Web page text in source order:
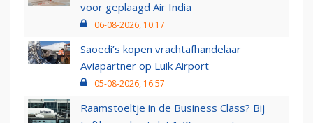
voor geplaagd Air India
06-08-2026, 10:17
Saoedi’s kopen vrachtafhandelaar
Aviapartner op Luik Airport
05-08-2026, 16:57
Raamstoeltje in de Business Class? Bij